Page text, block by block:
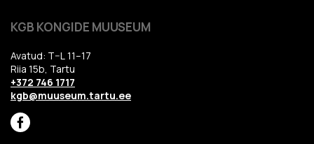
KGB KONGIDE MUUSEUM
Avatud: T–L 11–17
Riia 15b, Tartu
+372 746 1717
kgb@muuseum.tartu.ee